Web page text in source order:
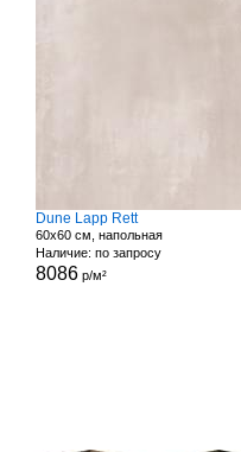
Dune Lapp Rett
60x60 см, напольная
Наличие: по запросу
8086р/м²